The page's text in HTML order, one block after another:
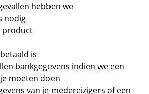
hebben we
nodig
product
is
bankgegevens indien we een
moeten doen
van je medereizigers of een